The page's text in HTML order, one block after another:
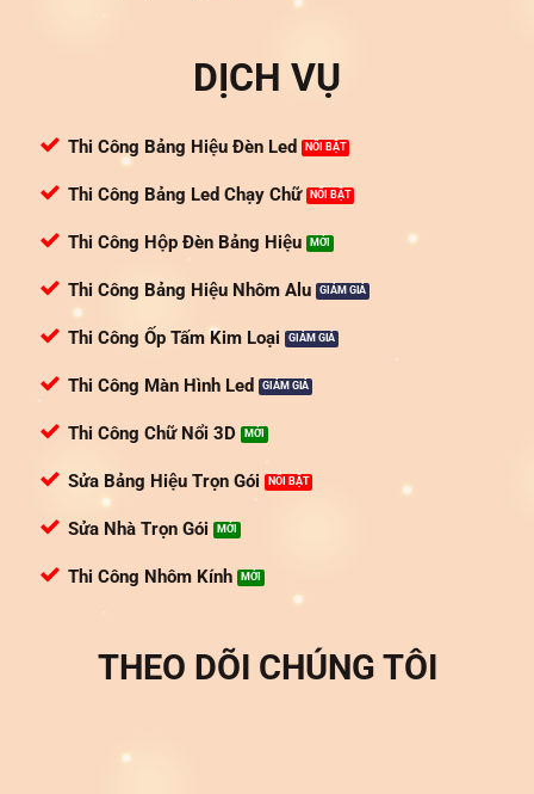
DỊCH VỤ
Thi Công Bảng Hiệu Đèn Led
Thi Công Bảng Led Chạy Chữ
Thi Công Hộp Đèn Bảng Hiệu
Thi Công Bảng Hiệu Nhôm Alu
Thi Công Ốp Tấm Kim Loại
Thi Công Màn Hình Led
Thi Công Chữ Nổi 3D
Sửa Bảng Hiệu Trọn Gói
Sửa Nhà Trọn Gói
Thi Công Nhôm Kính
THEO DÕI CHÚNG TÔI